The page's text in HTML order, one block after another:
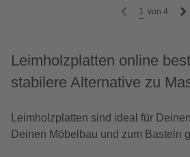
1 von 4
Leimholzplatten online
stabilere Alternative zu
Leimholzplatten sind ideal für
Deinen Möbelbau und zum Basteln